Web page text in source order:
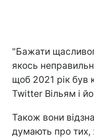
"Бажати
якось
щоб 2021 рік
Twitter Вільям і
Також вони
думають про тих,